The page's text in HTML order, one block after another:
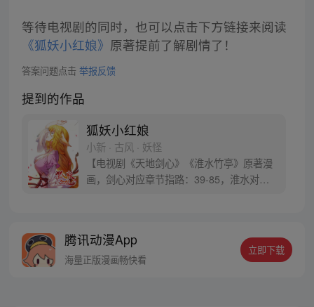
等待电视剧的同时，也可以点击下方链接来阅读
《狐妖小红娘》 原著提前了解剧情了！
答案问题点击 举报反馈
提到的作品
狐妖小红娘
小新 · 古风 · 妖怪
【电视剧《天地剑心》《淮水竹亭》原著漫
画，剑心对应章节指路：39-85，淮水对应
腾讯动漫App
海量正版漫画畅快看
立即下载